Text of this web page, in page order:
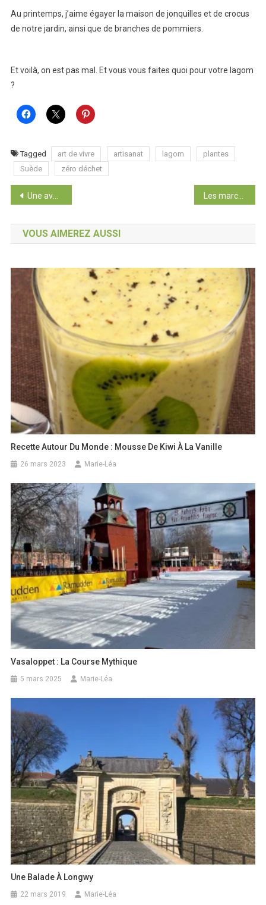
Au printemps, j’aime égayer la maison de jonquilles et de crocus
de notre jardin, ainsi que de branches de pommiers.
Et voilà, on est pas mal. Et vous vous faites quoi pour votre lagom
?
Tagged art de vivre artisanat lagom
plantes
Suède
zéro déchet
Navigation
de
l’article
Une aventure au Groenland
VOUS AIMEREZ AUSSI
Recette Autour Du Monde : Mousse De Kiwi À La Vanille
26 mars 2023 Marie-Léa
Vasaloppet : La Course Mythique
5 mars 2025 Marie-Léa
Une Balade À Longwy
22 mars 2019 Marie-Léa